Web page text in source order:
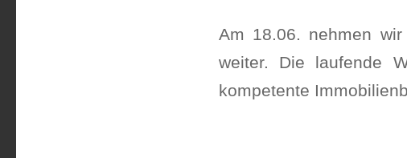
Am 18.06. nehmen
weiter. Die laufende
kompetente